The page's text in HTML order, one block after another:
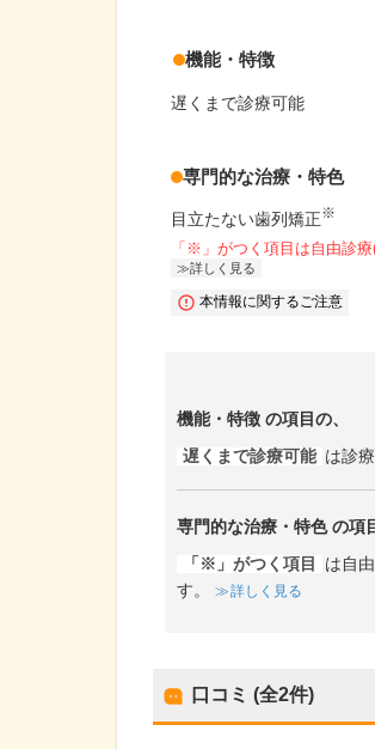
機能・特徴
遅くまで診療可能
専門的な治療・特色
目立たない歯列矯正※
「※」がつく項目は自由診
詳しく見る
本情報に関するご注意
機能・特徴 の項目の、
遅くまで診療可能 は診
専門的な治療・特色の項
「※」がつく項目
は自
す。
詳しく見る
口コミ (全2件)